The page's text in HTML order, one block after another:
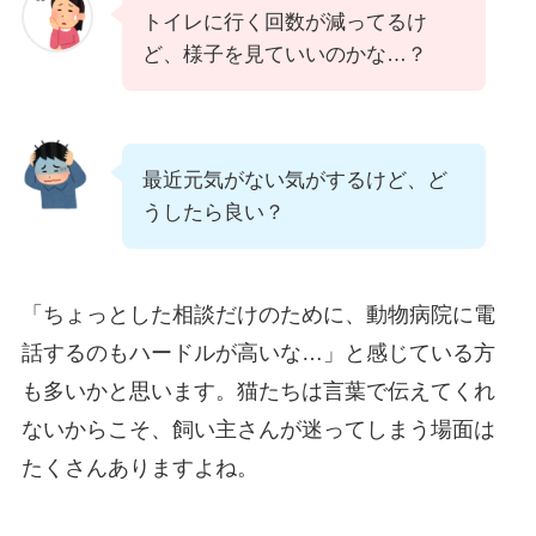
トイレに行く回数が減ってるけ
ど、様子を見ていいのかな…？
最近元気がない気がするけど、ど
うしたら良い？
「ちょっとした相談だけのために、動物病院に電
話するのもハードルが高いな…」と感じている方
も多いかと思います。猫たちは言葉で伝えてくれ
ないからこそ、飼い主さんが迷ってしまう場面は
たくさんありますよね。